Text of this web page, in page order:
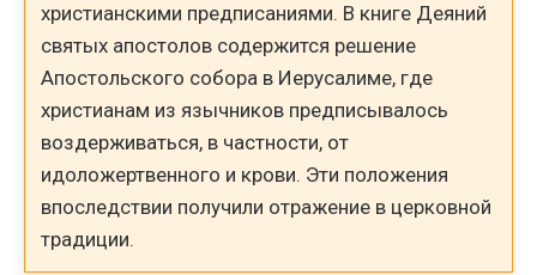
христианскими предписаниями. В книге Деяний
святых апостолов содержится решение
Апостольского собора в Иерусалиме, где
христианам из язычников предписывалось
воздерживаться, в частности, от
идоложертвенного и крови. Эти положения
впоследствии получили отражение в церковной
традиции.